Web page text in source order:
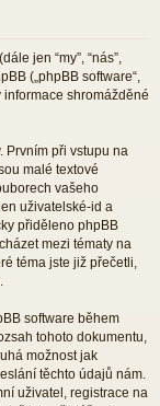
jen “my”, “nás”,
(„phpBB software“,
informace shromážděné
Prvním při vstupu na
malé textové
vašeho
uživatelské-id a
přiděleno phpBB
mezi tématy na
téma jste již přečetli,
software během
tohoto dokumentu,
možnost jak
těchto údajů nám.
uživatel, registrace na